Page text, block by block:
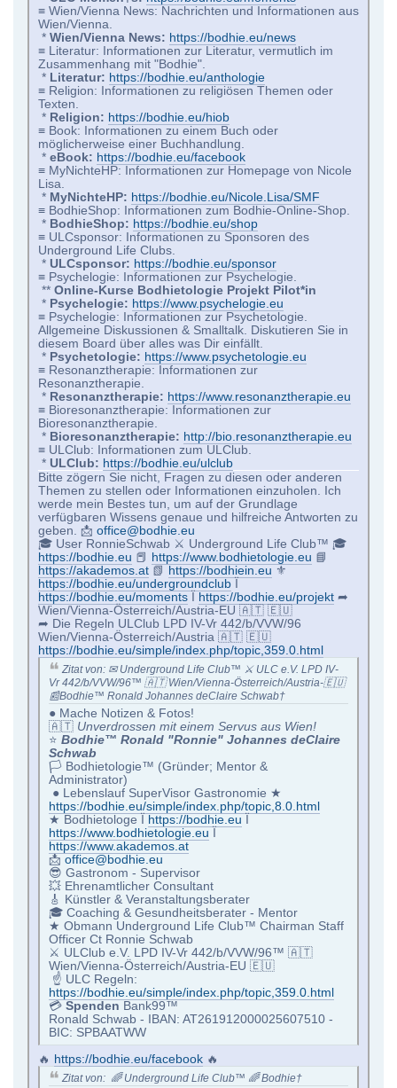
≡ Wien/Vienna News: Nachrichten und Informationen aus
Wien/Vienna.
* Wien/Vienna News: https://bodhie.eu/news
≡ Literatur: Informationen zur Literatur, vermutlich im
Zusammenhang mit "Bodhie".
* Literatur: https://bodhie.eu/anthologie
≡ Religion: Informationen zu religiösen Themen oder
Texten.
* Religion: https://bodhie.eu/hiob
≡ Book: Informationen zu einem Buch oder
möglicherweise einer Buchhandlung.
* eBook: https://bodhie.eu/facebook
≡ MyNichteHP: Informationen zur Homepage von Nicole
Lisa.
* MyNichteHP: https://bodhie.eu/Nicole.Lisa/SMF
≡ BodhieShop: Informationen zum Bodhie-Online-Shop.
* BodhieShop: https://bodhie.eu/shop
≡ ULCsponsor: Informationen zu Sponsoren des
Underground Life Clubs.
* ULCsponsor: https://bodhie.eu/sponsor
≡ Psychelogie: Informationen zur Psychelogie.
** Online-Kurse Bodhietologie Projekt Pilot*in
* Psychelogie: https://www.psychelogie.eu
≡ Psychelogie: Informationen zur Psychetologie.
Allgemeine Diskussionen & Smalltalk. Diskutieren Sie in
diesem Board über alles was Dir einfällt.
* Psychetologie: https://www.psychetologie.eu
≡ Resonanztherapie: Informationen zur
Resonanztherapie.
* Resonanztherapie: https://www.resonanztherapie.eu
≡ Bioresonanztherapie: Informationen zur
Bioresonanztherapie.
* Bioresonanztherapie: http://bio.resonanztherapie.eu
≡ ULClub: Informationen zum ULClub.
* ULClub: https://bodhie.eu/ulclub
Bitte zögern Sie nicht, Fragen zu diesen oder anderen
Themen zu stellen oder Informationen einzuholen. Ich
werde mein Bestes tun, um auf der Grundlage
verfügbaren Wissens genaue und hilfreiche Antworten zu
geben. 📩 office@bodhie.eu
🎓 User RonnieSchwab ⚔ Underground Life Club™ 🎓
https://bodhie.eu 📕 https://www.bodhietologie.eu 📘
https://akademos.at 📗 https://bodhiein.eu ⚜
https://bodhie.eu/undergroundclub Ï
https://bodhie.eu/moments Ï https://bodhie.eu/projekt ➦
Wien/Vienna-Österreich/Austria-EU 🇦🇹 🇪🇺
➦ Die Regeln ULClub LPD IV-Vr 442/b/VVW/96
Wien/Vienna-Österreich/Austria 🇦🇹 🇪🇺
https://bodhie.eu/simple/index.php/topic,359.0.html
Zitat von: ✉ Underground Life Club™ ⚔ ULC e.V. LPD IV-
Vr 442/b/VVW/96™ 🇦🇹 Wien/Vienna-Österreich/Austria-🇪🇺
📰Bodhie™ Ronald Johannes deClaire Schwab†
● Mache Notizen & Fotos!
🇦🇹 Unverdrossen mit einem Servus aus Wien!
⭐️ Bodhie™ Ronald "Ronnie" Johannes deClaire
Schwab
🏳 Bodhietologie™ (Gründer; Mentor &
Administrator)
● Lebenslauf SuperVisor Gastronomie ★
https://bodhie.eu/simple/index.php/topic,8.0.html
★ Bodhietologe Ï
https://bodhie.eu
https://www.bodhietologie.eu
https://www.akademos.at
📩 office@bodhie.eu
😎 Gastronom - Supervisor
💥 Ehrenamtlicher Consultant
🎸 Künstler & Veranstaltungsberater
🎓 Coaching & Gesundheitsberater - Mentor
★ Obmann Underground Life Club™ Chairman Staff
Officer Ct Ronnie Schwab
⚔ ULClub e.V. LPD IV-Vr 442/b/VVW/96™ 🇦🇹
Wien/Vienna-Österreich/Austria-EU 🇪🇺
☝ ULC Regeln:
https://bodhie.eu/simple/index.php/topic,359.0.html
💳 Spenden Bank99™
Ronald Schwab - IBAN: AT261912000025607510 -
BIC: SPBAATWW
🔥 https://bodhie.eu/facebook 🔥
Zitat von: 🌈 Underground Life Club™ 🌈 Bodhie†